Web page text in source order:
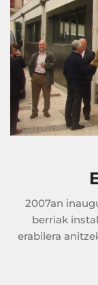
2007an
berriak
erabilera